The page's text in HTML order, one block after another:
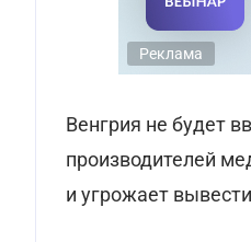
Реклама
Венгрия не будет
производителей
и угрожает